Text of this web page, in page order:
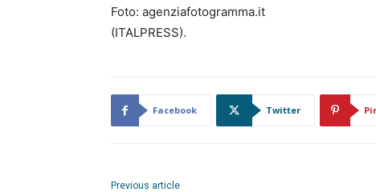
Foto: agenziafotogramma.it
(ITALPRESS).
Facebook Twitter
Previous article